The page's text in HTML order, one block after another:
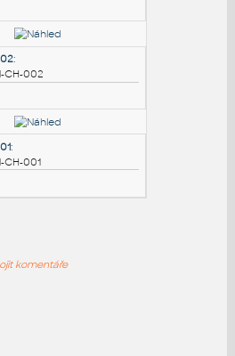
CH-004
FN-CH-004
003:
FN-CH-003
komentáře